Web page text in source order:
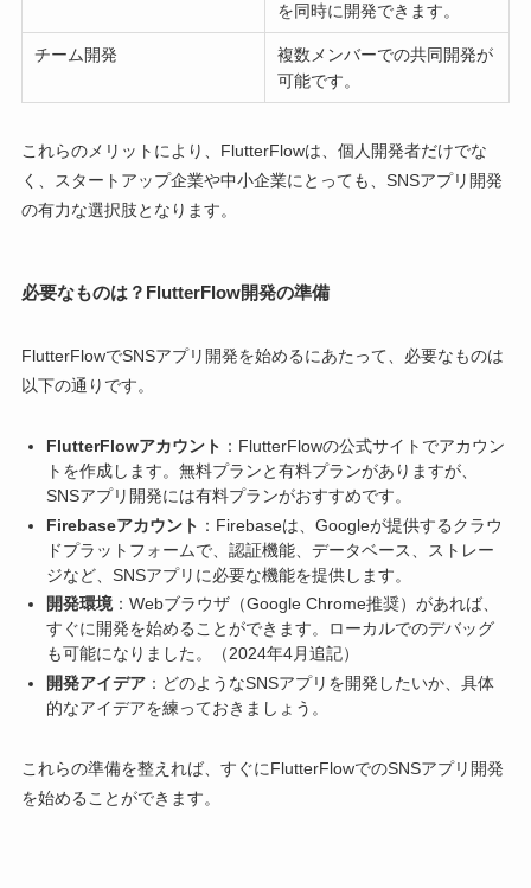
を同時に開発できます。
チーム開発
複数メンバーでの共同開発が
可能です。
これらのメリットにより、FlutterFlowは、個人開発者だけでな
く、スタートアップ企業や中小企業にとっても、SNSアプリ開発
の有力な選択肢となります。
必要なものは？FlutterFlow開発の準備
FlutterFlowでSNSアプリ開発を始めるにあたって、必要なものは
以下の通りです。
FlutterFlowアカウント ：FlutterFlowの公式サイトでアカウン
トを作成します。無料プランと有料プランがありますが、
SNSアプリ開発には有料プランがおすすめです。
Firebaseアカウント ：Firebaseは、Googleが提供するクラウ
ドプラットフォームで、認証機能、データベース、ストレー
ジなど、SNSアプリに必要な機能を提供します。
開発環境：Webブラウザ（Google Chrome推奨）があれば、
すぐに開発を始めることができます。ローカルでのデバッグ
も可能になりました。（2024年4月追記）
開発アイデア：どのようなSNSアプリを開発したいか、具体
的なアイデアを練っておきましょう。
これらの準備を整えれば、すぐにFlutterFlowでのSNSアプリ開発
を始めることができます。